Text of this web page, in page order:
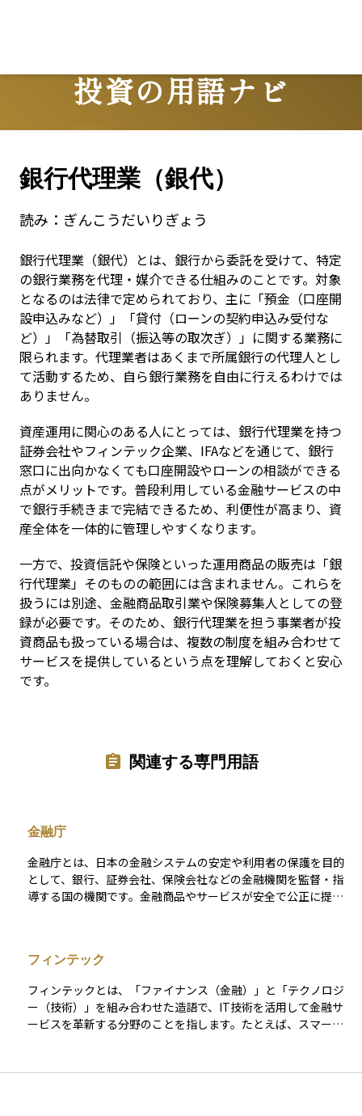
投資の用語ナビ
Terms
銀行代理業（銀代）
読み： ぎんこうだいりぎょう
銀行代理業（銀代）とは、銀行から委託を受けて、特定
の銀行業務を代理・媒介できる仕組みのことです。対象
となるのは法律で定められており、主に「預金（口座開
設申込みなど）」「貸付（ローンの契約申込み受付な
ど）」「為替取引（振込等の取次ぎ）」に関する業務に
限られます。代理業者はあくまで所属銀行の代理人とし
て活動するため、自ら銀行業務を自由に行えるわけでは
ありません。
資産運用に関心のある人にとっては、銀行代理業を持つ
証券会社やフィンテック企業、IFAなどを通じて、銀行
窓口に出向かなくても口座開設やローンの相談ができる
点がメリットです。普段利用している金融サービスの中
で銀行手続きまで完結できるため、利便性が高まり、資
産全体を一体的に管理しやすくなります。
一方で、投資信託や保険といった運用商品の販売は「銀
行代理業」そのものの範囲には含まれません。これらを
扱うには別途、金融商品取引業や保険募集人としての登
録が必要です。そのため、銀行代理業を担う事業者が投
資商品も扱っている場合は、複数の制度を組み合わせて
サービスを提供しているという点を理解しておくと安心
です。
関連する専門用語
金融庁
金融庁とは、日本の金融システムの安定や利用者の保護を目的
として、銀行、証券会社、保険会社などの金融機関を監督・指
導する国の機関です。金融商品やサービスが安全で公正に提供
す。金融庁がしっかりと機能していることで、私たちは安心し
て銀行を利用したり、資産運用を始めたりすることができるの
です。
フィンテック
フィンテックとは、「ファイナンス（金融）」と「テクノロジ
ー（技術）」を組み合わせた造語で、IT技術を活用して金融サ
ービスを革新する分野のことを指します。たとえば、スマート
例です。 従来は銀行や証券会社が提供していたサービスが、よ